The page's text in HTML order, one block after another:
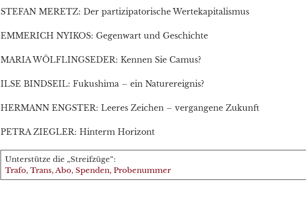
STEFAN MERETZ: Der partizipatorische Wertekapitalismus
EMMERICH NYIKOS: Gegenwart und Geschichte
MARIA WÖLFLINGSEDER: Kennen Sie Camus?
ILSE BINDSEIL: Fukushima – ein Naturereignis?
HERMANN ENGSTER: Leeres Zeichen – vergangene Zukunft
PETRA ZIEGLER: Hinterm Horizont
Unterstütze die „Streifzüge“:
Trafo, Trans, Abo, Spenden, Probenummer